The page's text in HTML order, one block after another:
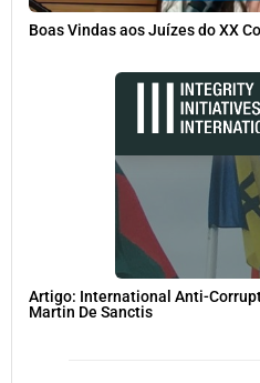
Boas Vindas aos Juízes do XX
Artigo: International Anti-
Martin De Sanctis